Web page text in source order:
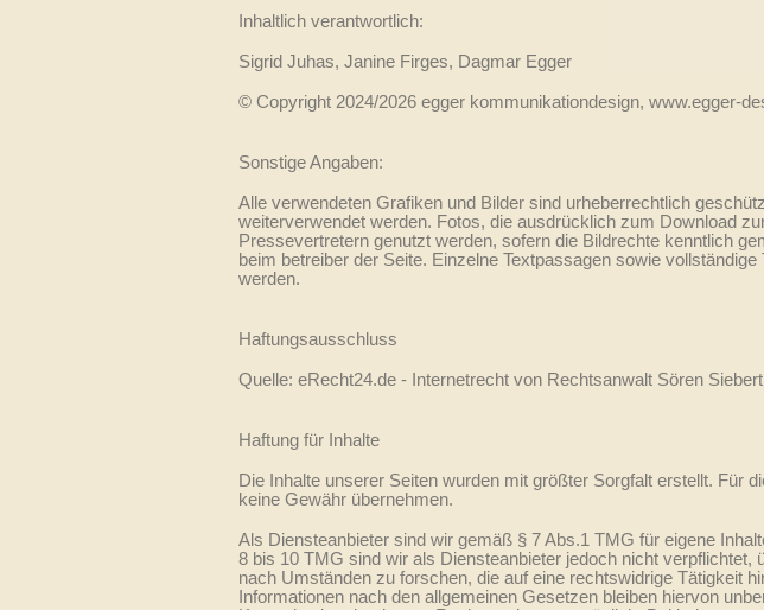
Inhaltlich verantwortlich:
Sigrid Juhas, Janine Firges, Dagmar Egger
© Copyright 2024/2026 egger kommunikationdesign, www.egger-
Sonstige Angaben:
Alle verwendeten Grafiken und Bilder sind urheberrechtlich
weiterverwendet werden. Fotos, die ausdrücklich zum Download
Pressevertretern genutzt werden, sofern die Bildrechte kenntlich
beim betreiber der Seite. Einzelne Textpassagen sowie
werden.
Haftungsausschluss
Quelle: eRecht24.de - Internetrecht von Rechtsanwalt Sören Siebert
Haftung für Inhalte
Die Inhalte unserer Seiten wurden mit größter Sorgfalt erstellt. Für
keine Gewähr übernehmen.
Als Diensteanbieter sind wir gemäß § 7 Abs.1 TMG für eigene
8 bis 10 TMG sind wir als Diensteanbieter jedoch nicht
nach Umständen zu forschen, die auf eine rechtswidrige Tätigkeit
Informationen nach den allgemeinen Gesetzen bleiben hiervon